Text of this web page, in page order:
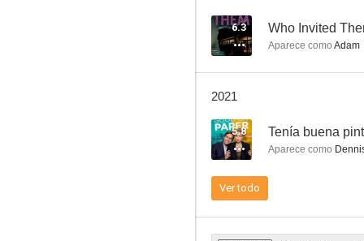
7.2
6.3 Who Invited
Aparece como Adam
2021
5.8 Tenía buena
Aparece como
Ver todo